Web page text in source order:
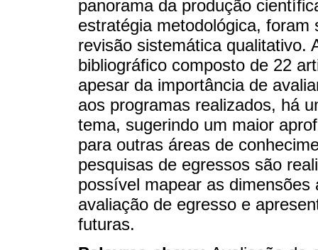
panorama da produção
estratégia metodológica,
revisão sistemática qualitativo.
bibliográfico composto de 22
apesar da importância de
aos programas realizados, há
tema, sugerindo um maior
para outras áreas de
pesquisas de egressos são
possível mapear as
avaliação de egresso e
futuras.